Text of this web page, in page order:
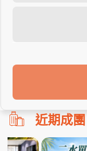
刪!!
搜
近期成團